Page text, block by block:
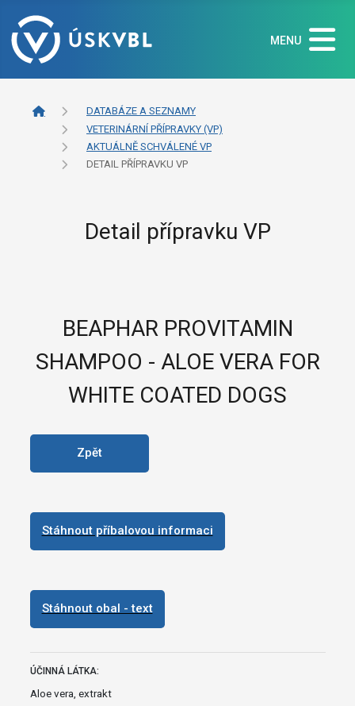
MENU
DATABÁZE A SEZNAMY
VETERINÁRNÍ PŘÍPRAVKY (VP)
AKTUÁLNĚ SCHVÁLENÉ VP
DETAIL PŘÍPRAVKU VP
Detail přípravku VP
BEAPHAR PROVITAMIN
SHAMPOO - ALOE VERA FOR
WHITE COATED DOGS
Zpět
Stáhnout příbalovou informaci
Stáhnout obal - text
ÚČINNÁ LÁTKA:
Aloe vera, extrakt